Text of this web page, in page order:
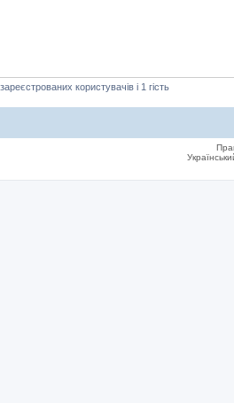
користувачів і 1 гість